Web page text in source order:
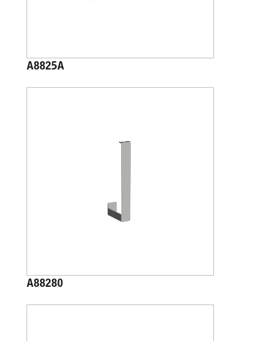
A8825A
A88280